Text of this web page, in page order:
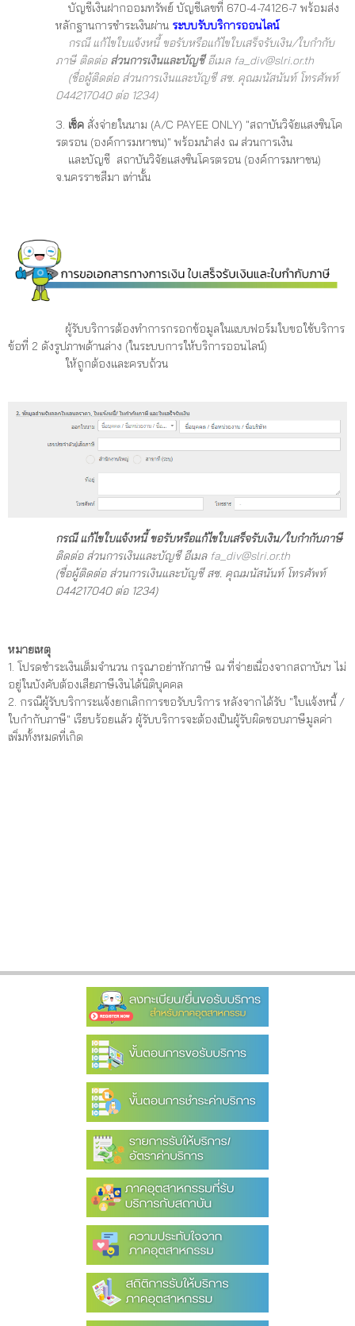
บัญชีเงินฝากออมทรัพย์ บัญชีเลขที่ 670-4-74126-7 พร้อมส่ง
หลักฐานการชำระเงินผ่าน ระบบรับบริการออนไลน์
กรณี แก้ไขใบแจ้งหนี้ ขอรับหรือแก้ไขใบเสร็จรับเงิน/ใบกำกับ
ภาษี ติดต่อ ส่วนการเงินและบัญชีอีเมล fa_div@slri.or.th
(ชื่อผู้ติดต่อ ส่วนการเงินและบัญชี สซ. คุณมนัสนันท์ โทรศัพท์
044217040 ต่อ 1234)
3. เช็ค สั่งจ่ายในนาม (A/C PAYEE ONLY) "สถาบันวิจัยแสงซินโค
รตรอน (องค์การมหาชน)" พร้อมนำส่ง ณ ส่วนการเงิน
และบัญชี สถาบันวิจัยแสงซินโครตรอน (องค์การมหาชน)
จ.นครราชสีมา เท่านั้น
ผู้รับบริการต้องทำการกรอกข้อมูลในแบบฟอร์มใบขอใช้บริการ
ข้อที่ 2 ดังรูปภาพด้านล่าง (ในระบบการให้บริการออนไลน์)
ให้ถูกต้องและครบถ้วน
กรณี แก้ไขใบแจ้งหนี้ ขอรับหรือแก้ไขใบเสร็จรับเงิน/ใบกำกับภาษี
ติดต่อ ส่วนการเงินและบัญชี อีเมล fa_div@slri.or.th
(ชื่อผู้ติดต่อ ส่วนการเงินและบัญชี สซ. คุณมนัสนันท์ โทรศัพท์
044217040 ต่อ 1234)
หมายเหตุ
1. โปรดชำระเงินเต็มจำนวน กรุณาอย่าหักภาษี ณ ที่จ่ายเนื่องจากสถาบันฯ ไม่
อยู่ในบังคับต้องเสียภาษีเงินได้นิติบุคคล
2. กรณีผู้รับบริการะแจ้งยกเลิกการขอรับบริการ หลังจากได้รับ "ใบแจ้งหนี้ /
ใบกำกับภาษี" เรียบร้อยแล้ว ผู้รับบริการจะต้องเป็นผู้รับผิดชอบภาษีมูลค่า
เพิ่มทั้งหมดที่เกิด